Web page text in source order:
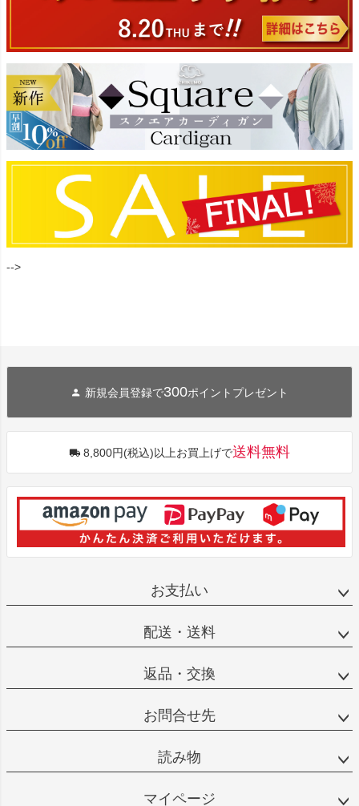
-->
新規会員登録で300ポイントプレゼント
8,800円(税込)以上お買上げで送料無料
お支払い
配送・送料
返品・交換
お問合せ先
読み物
マイページ